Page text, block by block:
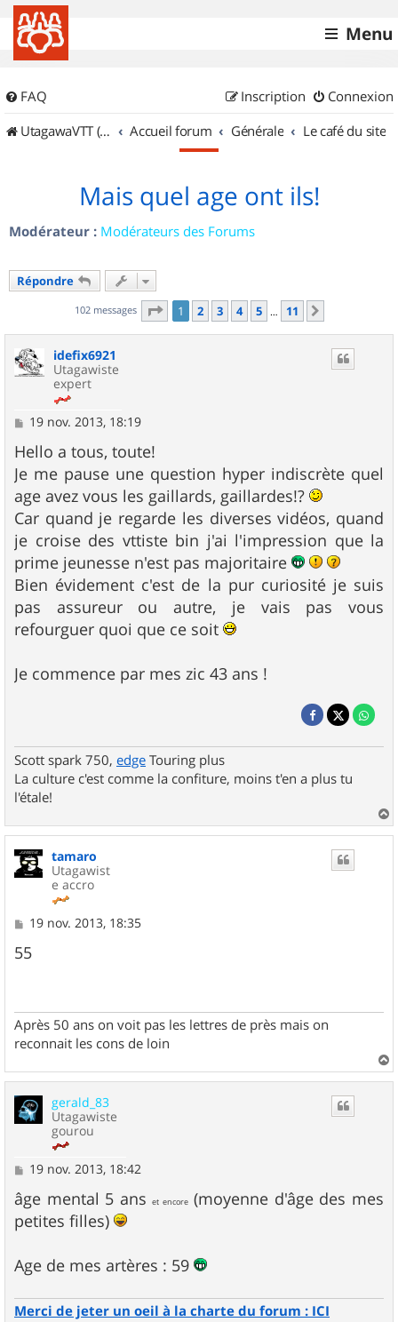
Menu
FAQ Connexion
Inscription
UtagawaVTT (Randos VTT et VTTAE avec traces GPS)
Accueil forum Générale Le café du site
Mais quel age ont ils!
Modérateur : Modérateurs des Forums
Répondre
102 messages Page 1sur
1 2 3 4 5 … 11
idefix6921
Utagawiste
expert
M
s
s
a
g
e
19 nov. 2013, 18:19
Hello a tous, toute!
Je me pause une question hyper indiscrète quel
age avez vous les gaillards, gaillardes!?
Car quand je regarde les diverses vidéos, quand
je croise des vttiste bin j'ai l'impression que la
prime jeunesse n'est pas majoritaire
Bien évidement c'est de la pur curiosité je suis
pas assureur ou autre, je vais pas vous
refourguer quoi que ce soit
Je commence par mes zic 43 ans !
Scott spark 750, edge Touring plus
La culture c'est comme la confiture, moins t'en a plus tu
l'étale!
a
u
tamaro
Utagawist
e accro
M
s
s
19 nov. 2013, 18:35
55
Après 50 ans on voit pas les lettres de près mais on
reconnait les cons de loin
a
gerald_83
Utagawiste
gourou
M
s
s
a
19 nov. 2013, 18:42
âge mental 5 anset encore(moyenne d'âge des mes
petites filles)
Age de mes artères : 59
Merci de jeter un oeil à la charte du forum : ICI